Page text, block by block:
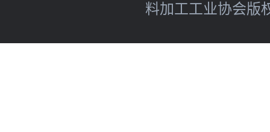
料加工工业协会版